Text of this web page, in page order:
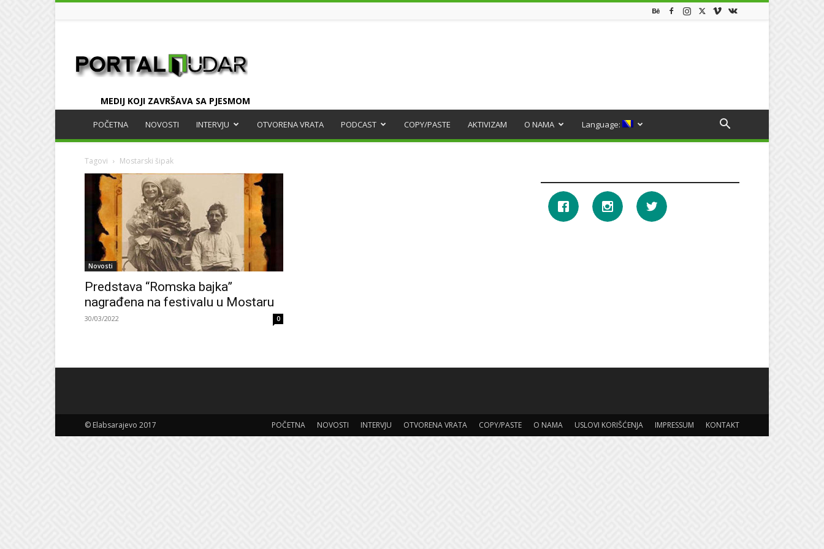
MEDIJ KOJI ZAVRŠAVA SA PJESMOM
POČETNA NOVOSTI INTERVJU OTVORENA VRATA PODCAST COPY/PASTE AKTIVIZAM O NAMA Language:
Tagovi Mostarski šipak
Novosti
Predstava “Romska bajka”
nagrađena na festivalu u Mostaru
30/03/2022 0
POČETNA NOVOSTI INTERVJU OTVORENA VRATA COPY/PASTE O NAMA USLOVI KORIŠĆENJA IMPRESSUM KONTAKT
© Elabsarajevo 2017